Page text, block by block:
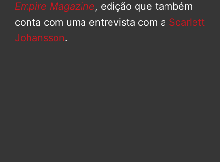
Empire Magazine, edição que também
conta com uma entrevista com a Scarlett
Johansson.